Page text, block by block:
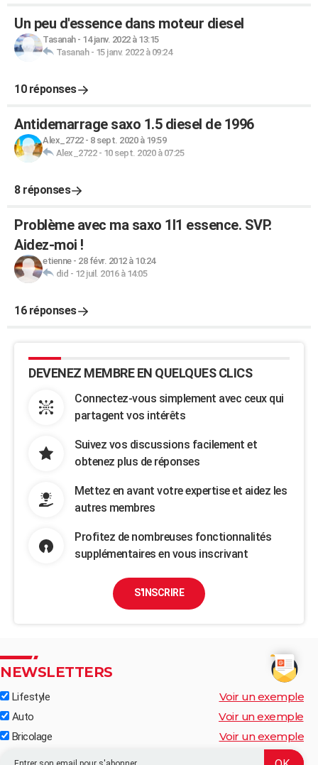
Un peu d'essence dans moteur diesel
Tasanah- 14 janv. 2022 à 13:15
Tasanah- 15 janv. 2022 à 09:24
10 réponses
Antidemarrage saxo 1.5 diesel de 1996
Alex_2722- 8 sept. 2020 à 19:59
Alex_2722- 10 sept. 2020 à 07:25
8 réponses
Problème avec ma saxo 1l1 essence. SVP.
Aidez-moi !
etienne- 28 févr. 2012 à 10:24
did - 12 juil. 2016 à 14:05
16 réponses
DEVENEZ MEMBRE EN QUELQUES CLICS
Connectez-vous simplement avec ceux qui
partagent vos intérêts
Suivez vos discussions facilement et
obtenez plus de réponses
Mettez en avant votre expertise et aidez les
autres membres
Profitez de nombreuses fonctionnalités
supplémentaires en vous inscrivant
S'INSCRIRE
NEWSLETTERS
Lifestyle Voir un exemple
Auto Voir un exemple
Bricolage Voir un exemple